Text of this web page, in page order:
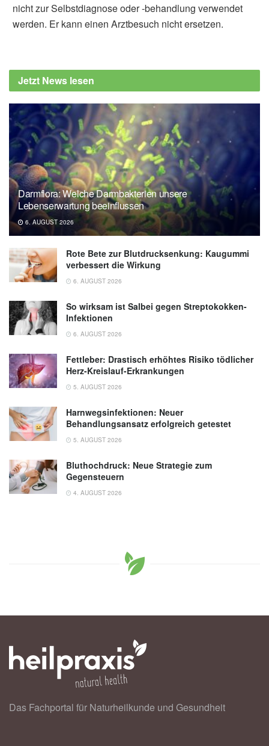
nicht zur Selbstdiagnose oder -behandlung verwendet
werden. Er kann einen Arztbesuch nicht ersetzen.
Jetzt News lesen
Darmflora: Welche Darmbakterien unsere
Lebenserwartung beeinflussen
6. AUGUST 2026
Rote Bete zur Blutdrucksenkung: Kaugummi
verbessert die Wirkung
6. AUGUST 2026
So wirksam ist Salbei gegen Streptokokken-
Infektionen
6. AUGUST 2026
Fettleber: Drastisch erhöhtes Risiko tödlicher
Herz-Kreislauf-Erkrankungen
5. AUGUST 2026
Harnwegsinfektionen: Neuer
Behandlungsansatz erfolgreich getestet
5. AUGUST 2026
Bluthochdruck: Neue Strategie zum
Gegensteuern
4. AUGUST 2026
Das Fachportal für Naturheilkunde und Gesundheit